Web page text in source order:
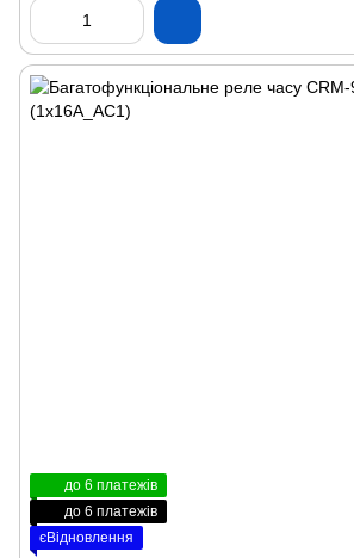
до 6 платежів
до 6 платежів
єВідновлення